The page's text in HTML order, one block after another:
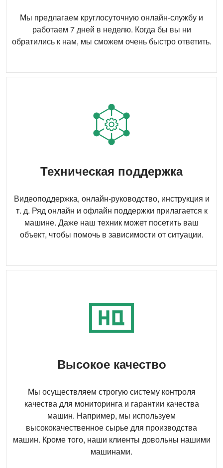
Мы предлагаем круглосуточную онлайн-службу и
работаем 7 дней в неделю. Когда бы вы ни
обратились к нам, мы сможем очень быстро ответить.
Техническая поддержка
Видеоподдержка, онлайн-руководство, инструкция и
т. д. Ряд онлайн и офлайн поддержки прилагается к
машине. Даже наш техник может посетить ваш
объект, чтобы помочь в зависимости от ситуации.
Высокое качество
Мы осуществляем строгую систему контроля
качества для мониторинга и гарантии качества
машин. Например, мы используем
высококачественное сырье для производства
машин. Кроме того, наши клиенты довольны нашими
машинами.